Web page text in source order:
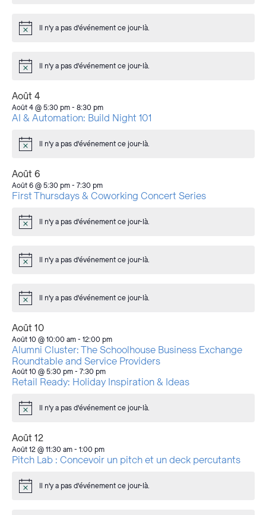
Avis Il n'y a pas d'événement ce jour-là.
Avis Il n'y a pas d'événement ce jour-là.
Août 4
Août 4 @ 5:30 pm- 8:30 pm
AI & Automation: Build Night 101
Avis Il n'y a pas d'événement ce jour-là.
Août 6
Août 6 @ 5:30 pm- 7:30 pm
First Thursdays & Coworking Concert Series
Avis Il n'y a pas d'événement ce jour-là.
Avis Il n'y a pas d'événement ce jour-là.
Avis Il n'y a pas d'événement ce jour-là.
Août 10
Août 10 @ 10:00 am- 12:00 pm
Alumni Cluster: The Schoolhouse Business Exchange
Roundtable and Service Providers
Août 10 @ 5:30 pm- 7:30 pm
Retail Ready: Holiday Inspiration & Ideas
Avis Il n'y a pas d'événement ce jour-là.
Août 12
Août 12 @ 11:30 am- 1:00 pm
Pitch Lab : Concevoir un pitch et un deck percutants
Avis Il n'y a pas d'événement ce jour-là.